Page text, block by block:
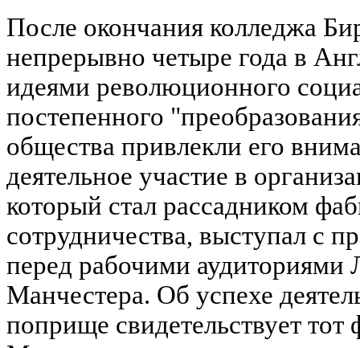
После окончания колледжа
непрерывно четыре года в
идеями революционного
постепенного
общества привлекли его
деятельное участие в
который стал рассадником
сотрудничества, выступал с
перед рабочими
Манчестера. Об успехе
поприще свидетельствует тот